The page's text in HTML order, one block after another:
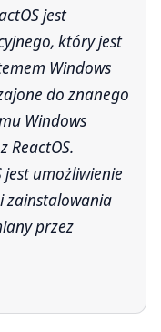
który jest
Windows
do znanego
Windows
ReactOS.
jest umożliwienie
zainstalowania
przez